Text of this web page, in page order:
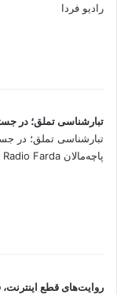
رادیو فردا
تبارشناسی تملق؛ در
تبارشناسی تملق؛ در
پاچه‌مالان by Radio Farda رادیو فردا
روایت‌های قطع